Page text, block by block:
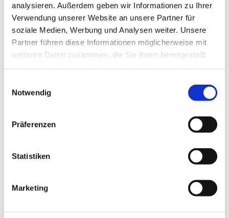
analysieren. Außerdem geben wir Informationen zu Ihrer
Verwendung unserer Website an unsere Partner für
soziale Medien, Werbung und Analysen weiter. Unsere
Partner führen diese Informationen möglicherweise mit
weiteren Daten zusammen, die Sie ihnen bereitgestellt
Notwendig
Präferenzen
Statistiken
Marketing